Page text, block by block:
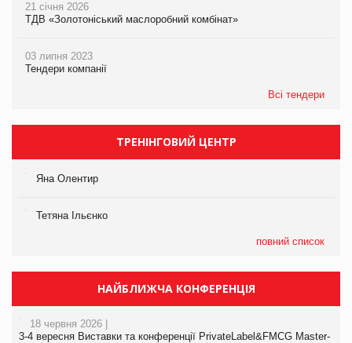
21 січня 2026
ТДВ «Золотоніський маслоробний комбінат»
03 липня 2023
Тендери компанії
Всі тендери
ТРЕНІНГОВИЙ ЦЕНТР
Яна Олентир
Тетяна Ільєнко
повний список
НАЙБЛИЖЧА КОНФЕРЕНЦІЯ
18 червня 2026 |
3-4 вересня Виставки та конференції PrivateLabel&FMCG Master-